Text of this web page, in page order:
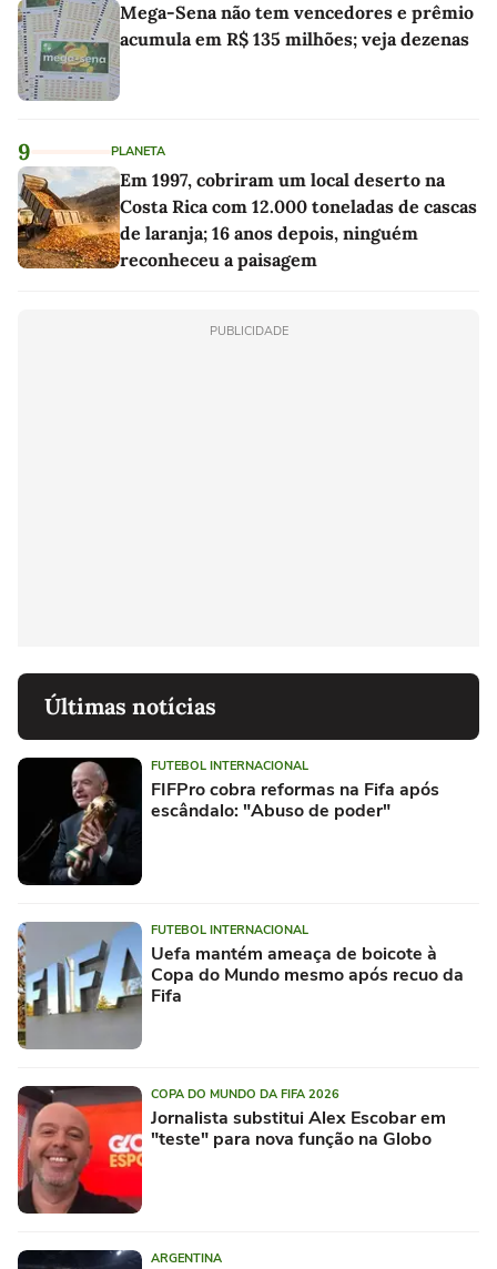
Mega-Sena não tem vencedores e prêmio
acumula em R$ 135 milhões; veja dezenas
9 PLANETA
Em 1997, cobriram um local deserto na
Costa Rica com 12.000 toneladas de cascas
de laranja; 16 anos depois, ninguém
reconheceu a paisagem
PUBLICIDADE
Últimas notícias
FUTEBOL INTERNACIONAL
FIFPro cobra reformas na Fifa após
escândalo: "Abuso de poder"
FUTEBOL INTERNACIONAL
Uefa mantém ameaça de boicote à
Copa do Mundo mesmo após recuo da
Fifa
COPA DO MUNDO DA FIFA 2026
Jornalista substitui Alex Escobar em
"teste" para nova função na Globo
ARGENTINA